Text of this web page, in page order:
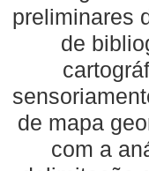
preliminares
de
de mapa
com a